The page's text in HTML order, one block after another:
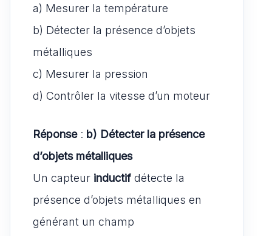
a) Mesurer la température
b) Détecter la présence d’objets
métalliques
c) Mesurer la pression
d) Contrôler la vitesse d’un moteur
Réponse: b) Détecter la présence
d’objets métalliques
Un capteur inductif détecte la
présence d’objets métalliques en
générant un champ